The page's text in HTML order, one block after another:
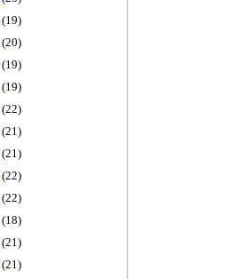
(19)
(20)
(19)
(19)
(22)
(21)
(21)
(22)
(22)
(18)
(21)
(21)